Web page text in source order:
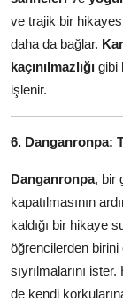
ve trajik bir
daha da bağlar.
kaçınılmazlığı gibi
işlenir.
6. Danganronpa:
Danganronpa, bir
kapatılmasının
kaldığı bir hikaye
öğrencilerden
sıyrılmalarını
de kendi